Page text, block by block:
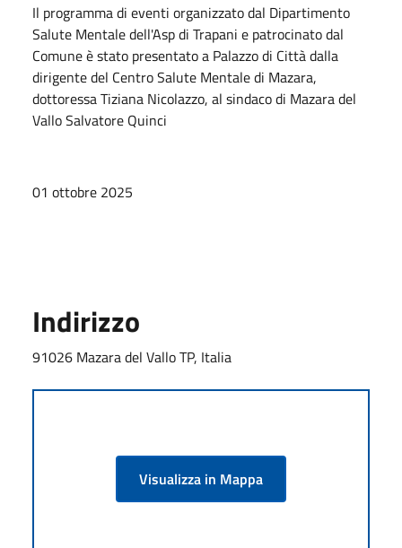
Il programma di eventi organizzato dal Dipartimento
Salute Mentale dell'Asp di Trapani e patrocinato dal
Comune è stato presentato a Palazzo di Città dalla
dirigente del Centro Salute Mentale di Mazara,
dottoressa Tiziana Nicolazzo, al sindaco di Mazara del
Vallo Salvatore Quinci
01 ottobre 2025
Indirizzo
91026 Mazara del Vallo TP, Italia
Visualizza in Mappa